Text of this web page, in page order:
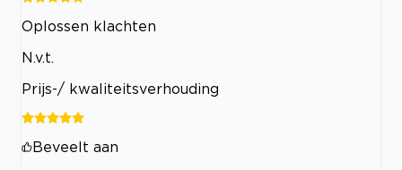
Oplossen klachten
N.v.t.
Prijs-/ kwaliteitsverhouding
Beveelt aan